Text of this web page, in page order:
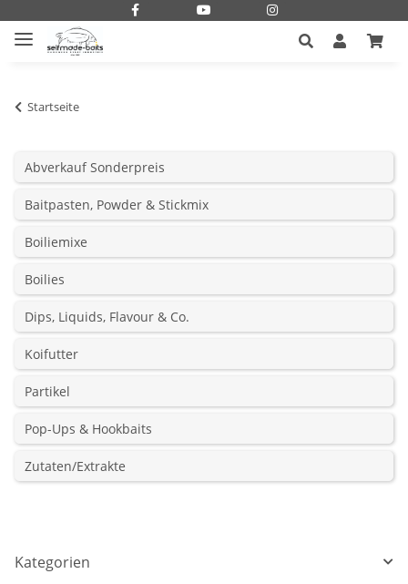
Startseite
Abverkauf Sonderpreis
Baitpasten, Powder & Stickmix
Boiliemixe
Boilies
Dips, Liquids, Flavour & Co.
Koifutter
Partikel
Pop-Ups & Hookbaits
Zutaten/Extrakte
Kategorien